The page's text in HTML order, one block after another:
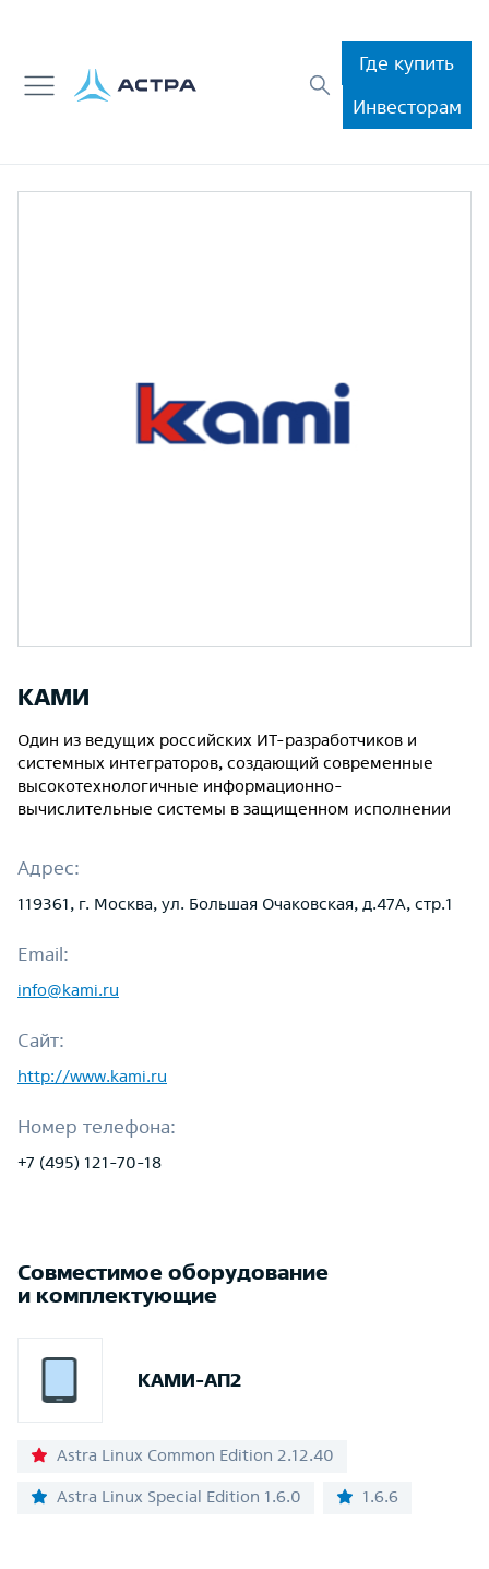
Где купить
Инвесторам
КАМИ
Один из ведущих российских ИТ-разработчиков и
системных интеграторов, создающий современные
высокотехнологичные информационно-
вычислительные системы в защищенном исполнении
Адрес:
119361, г. Москва, ул. Большая Очаковская, д.47А, стр.1
Email:
info@kami.ru
Сайт:
http://www.kami.ru
Номер телефона:
+7 (495) 121-70-18
Совместимое оборудование
и комплектующие
КАМИ-АП2
Astra Linux Common Edition 2.12.40
Astra Linux Special Edition 1.6.0 1.6.6